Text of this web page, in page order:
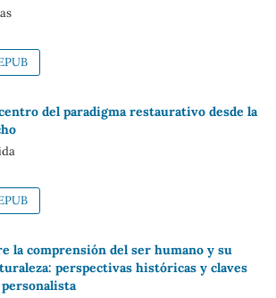
del paradigma restaurativo desde la
la comprensión del ser humano y su
perspectivas históricas y claves